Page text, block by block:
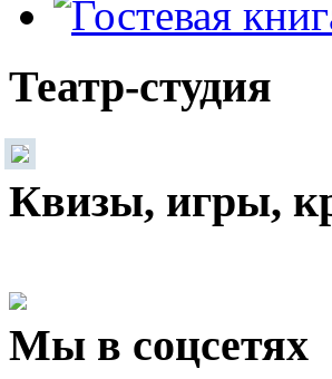
Театр-студия
Квизы, игры,
Мы в соцсетях